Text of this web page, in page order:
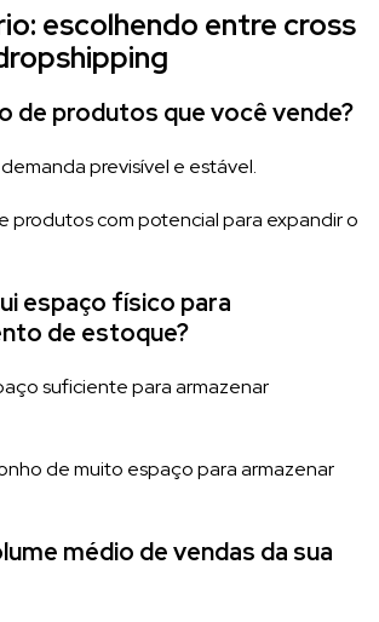
escolhendo entre cross
de produtos que você vende?
previsível e estável.
produtos com potencial para expandir o
espaço físico para
de estoque?
suficiente para armazenar
de muito espaço para armazenar
médio de vendas da sua